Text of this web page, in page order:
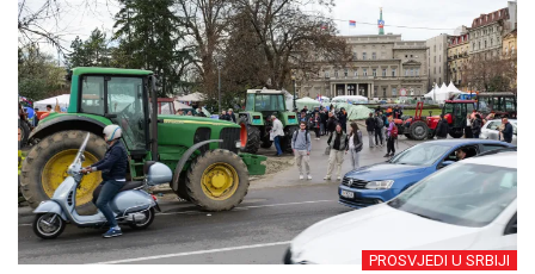
PROSVJEDI U SRBIJI